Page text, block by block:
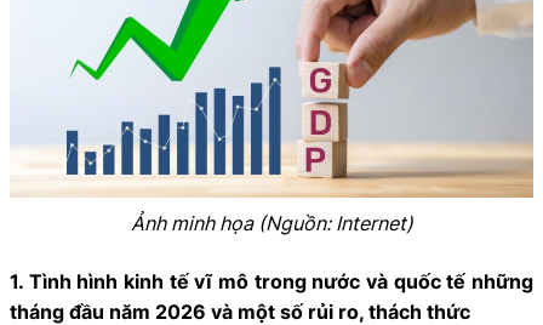
Ảnh minh họa (Nguồn: Internet)
1. Tình hình kinh tế vĩ mô trong nước và quốc tế những
tháng đầu năm 2026 và một số rủi ro, thách thức